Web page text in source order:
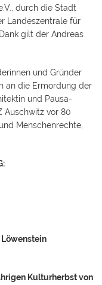
durch die Stadt
Landeszentrale für
gilt der Andreas
und Gründer
an die Ermordung der
und Pausa-
Auschwitz vor 80
Menschenrechte,
Kulturherbst von